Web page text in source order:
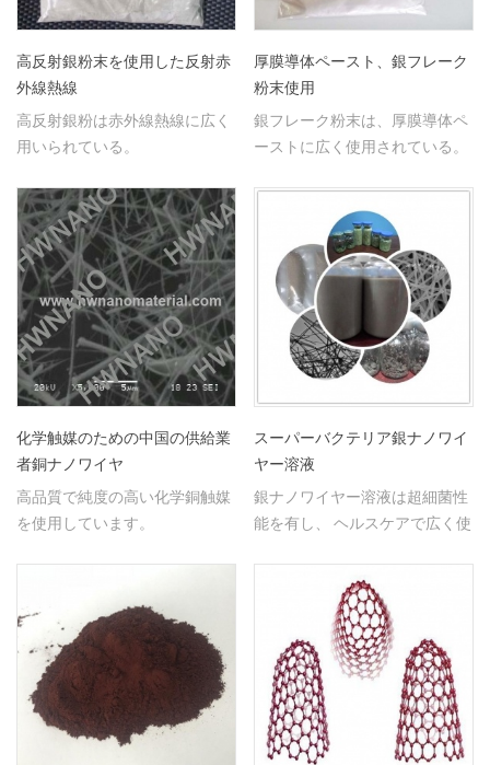
高反射銀粉末を使用した反射赤
外線熱線
高反射銀粉は赤外線熱線に広く
用いられている。
厚膜導体ペースト、銀フレーク
粉末使用
銀フレーク粉末は、厚膜導体ペ
ーストに広く使用されている。
化学触媒のための中国の供給業
者銅ナノワイヤ
高品質で純度の高い化学銅触媒
を使用しています。
スーパーバクテリア銀ナノワイ
ヤー溶液
銀ナノワイヤー溶液は超細菌性
能を有し、 ヘルスケアで広く使
プラスチックおよび化学建材お
よびその他の製品 。